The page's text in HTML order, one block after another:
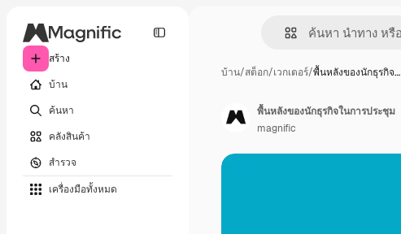
สร้าง
บ้าน
ค้นหา
คลังสินค้า
สำรวจ
เครื่องมือทั้งหมด
บ้าน/สต็อก/เวกเตอร์/พื้นหลังของนักธุรกิจ…
พื้นหลังของนักธุรกิจในการประชุม
magnific